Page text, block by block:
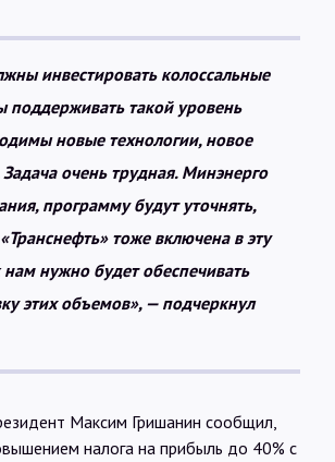
инвестировать колоссальные
поддерживать такой уровень
новые технологии, новое
очень трудная. Минэнерго
программу будут уточнять,
тоже включена в эту
нам нужно будет обеспечивать
этих объемов», — подчеркнул
Максим Гришанин сообщил,
налога на прибыль до 40% с